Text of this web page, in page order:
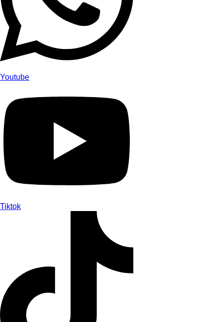
Youtube
Tiktok